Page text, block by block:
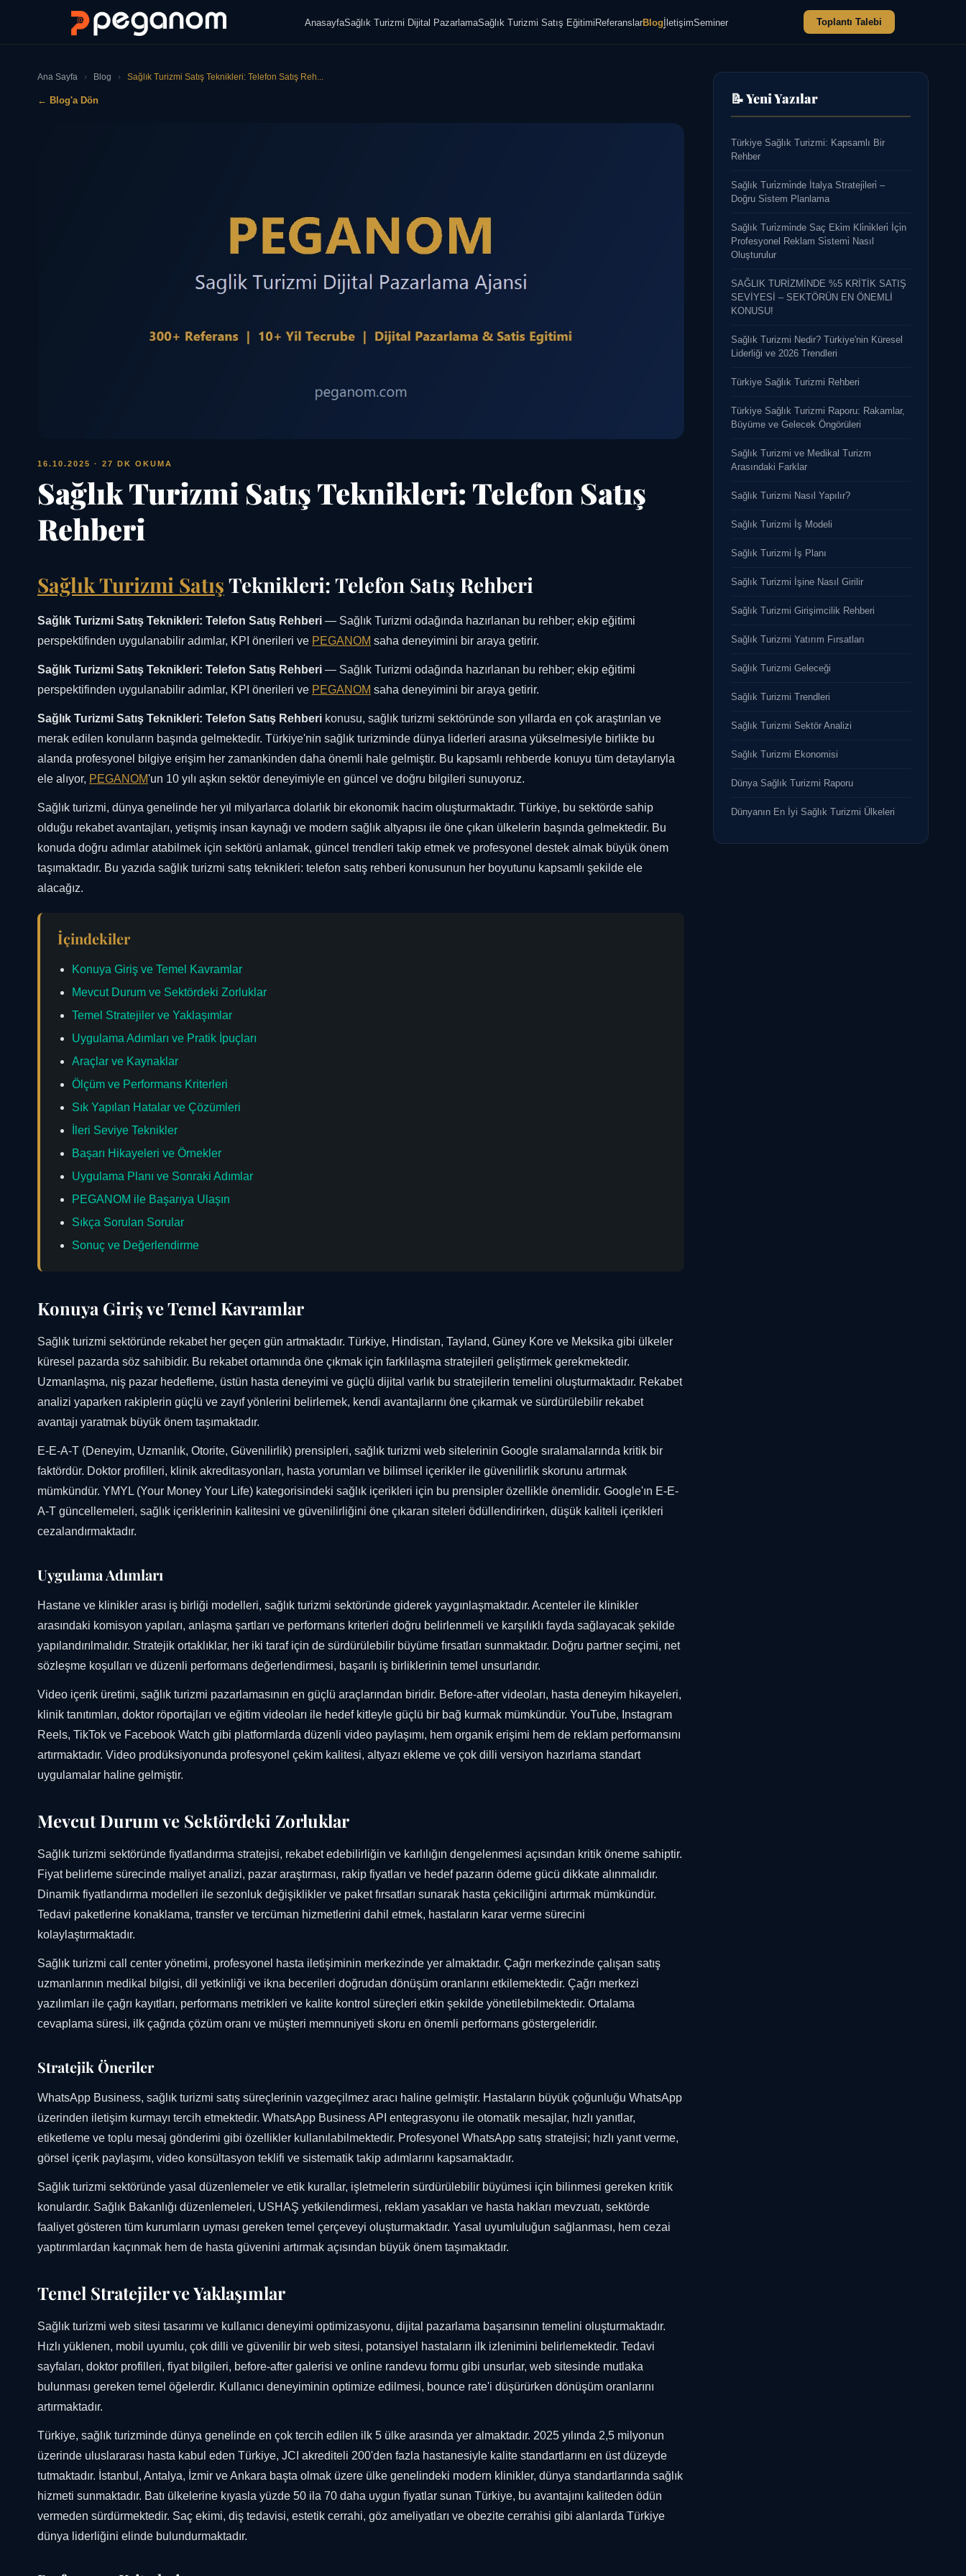
AnasayfaSağlık Turizmi Dijital PazarlamaSağlık Turizmi Satış EğitimiReferanslarBlogİletişimSeminer Toplantı Talebi
Ana Sayfa › Blog › Sağlık Turizmi Satış Teknikleri: Telefon Satış Reh...
← Blog'a Dön
16.10.2025 · 27 DK OKUMA
Sağlık Turizmi Satış Teknikleri: Telefon Satış
Rehberi
Sağlık Turizmi SatışTeknikleri: Telefon Satış Rehberi
Sağlık Turizmi Satış Teknikleri: Telefon Satış Rehberi — Sağlık Turizmi odağında hazırlanan bu rehber; ekip eğitimi
perspektifinden uygulanabilir adımlar, KPI önerileri ve PEGANOM saha deneyimini bir araya getirir.
Sağlık Turizmi Satış Teknikleri: Telefon Satış Rehberi — Sağlık Turizmi odağında hazırlanan bu rehber; ekip eğitimi
perspektifinden uygulanabilir adımlar, KPI önerileri ve PEGANOM saha deneyimini bir araya getirir.
Sağlık Turizmi Satış Teknikleri: Telefon Satış Rehberi konusu, sağlık turizmi sektöründe son yıllarda en çok araştırılan ve
merak edilen konuların başında gelmektedir. Türkiye'nin sağlık turizminde dünya liderleri arasına yükselmesiyle birlikte bu
alanda profesyonel bilgiye erişim her zamankinden daha önemli hale gelmiştir. Bu kapsamlı rehberde konuyu tüm detaylarıyla
ele alıyor, PEGANOM'un 10 yılı aşkın sektör deneyimiyle en güncel ve doğru bilgileri sunuyoruz.
Sağlık turizmi, dünya genelinde her yıl milyarlarca dolarlık bir ekonomik hacim oluşturmaktadır. Türkiye, bu sektörde sahip
olduğu rekabet avantajları, yetişmiş insan kaynağı ve modern sağlık altyapısı ile öne çıkan ülkelerin başında gelmektedir. Bu
konuda doğru adımlar atabilmek için sektörü anlamak, güncel trendleri takip etmek ve profesyonel destek almak büyük önem
taşımaktadır. Bu yazıda sağlık turizmi satış teknikleri: telefon satış rehberi konusunun her boyutunu kapsamlı şekilde ele
alacağız.
İçindekiler
Konuya Giriş ve Temel Kavramlar
Mevcut Durum ve Sektördeki Zorluklar
Temel Stratejiler ve Yaklaşımlar
Uygulama Adımları ve Pratik İpuçları
Araçlar ve Kaynaklar
Ölçüm ve Performans Kriterleri
Sık Yapılan Hatalar ve Çözümleri
İleri Seviye Teknikler
Başarı Hikayeleri ve Örnekler
Uygulama Planı ve Sonraki Adımlar
PEGANOM ile Başarıya Ulaşın
Sıkça Sorulan Sorular
Sonuç ve Değerlendirme
Konuya Giriş ve Temel Kavramlar
Sağlık turizmi sektöründe rekabet her geçen gün artmaktadır. Türkiye, Hindistan, Tayland, Güney Kore ve Meksika gibi ülkeler
küresel pazarda söz sahibidir. Bu rekabet ortamında öne çıkmak için farklılaşma stratejileri geliştirmek gerekmektedir.
Uzmanlaşma, niş pazar hedefleme, üstün hasta deneyimi ve güçlü dijital varlık bu stratejilerin temelini oluşturmaktadır. Rekabet
analizi yaparken rakiplerin güçlü ve zayıf yönlerini belirlemek, kendi avantajlarını öne çıkarmak ve sürdürülebilir rekabet
avantajı yaratmak büyük önem taşımaktadır.
E-E-A-T (Deneyim, Uzmanlık, Otorite, Güvenilirlik) prensipleri, sağlık turizmi web sitelerinin Google sıralamalarında kritik bir
faktördür. Doktor profilleri, klinik akreditasyonları, hasta yorumları ve bilimsel içerikler ile güvenilirlik skorunu artırmak
mümkündür. YMYL (Your Money Your Life) kategorisindeki sağlık içerikleri için bu prensipler özellikle önemlidir. Google'ın E-E-
A-T güncellemeleri, sağlık içeriklerinin kalitesini ve güvenilirliğini öne çıkaran siteleri ödüllendirirken, düşük kaliteli içerikleri
cezalandırmaktadır.
Uygulama Adımları
Hastane ve klinikler arası iş birliği modelleri, sağlık turizmi sektöründe giderek yaygınlaşmaktadır. Acenteler ile klinikler
arasındaki komisyon yapıları, anlaşma şartları ve performans kriterleri doğru belirlenmeli ve karşılıklı fayda sağlayacak şekilde
yapılandırılmalıdır. Stratejik ortaklıklar, her iki taraf için de sürdürülebilir büyüme fırsatları sunmaktadır. Doğru partner seçimi, net
sözleşme koşulları ve düzenli performans değerlendirmesi, başarılı iş birliklerinin temel unsurlarıdır.
Video içerik üretimi, sağlık turizmi pazarlamasının en güçlü araçlarından biridir. Before-after videoları, hasta deneyim hikayeleri,
klinik tanıtımları, doktor röportajları ve eğitim videoları ile hedef kitleyle güçlü bir bağ kurmak mümkündür. YouTube, Instagram
Reels, TikTok ve Facebook Watch gibi platformlarda düzenli video paylaşımı, hem organik erişimi hem de reklam performansını
artırmaktadır. Video prodüksiyonunda profesyonel çekim kalitesi, altyazı ekleme ve çok dilli versiyon hazırlama standart
uygulamalar haline gelmiştir.
Mevcut Durum ve Sektördeki Zorluklar
Sağlık turizmi sektöründe fiyatlandırma stratejisi, rekabet edebilirliğin ve karlılığın dengelenmesi açısından kritik öneme sahiptir.
Fiyat belirleme sürecinde maliyet analizi, pazar araştırması, rakip fiyatları ve hedef pazarın ödeme gücü dikkate alınmalıdır.
Dinamik fiyatlandırma modelleri ile sezonluk değişiklikler ve paket fırsatları sunarak hasta çekiciliğini artırmak mümkündür.
Tedavi paketlerine konaklama, transfer ve tercüman hizmetlerini dahil etmek, hastaların karar verme sürecini
kolaylaştırmaktadır.
Sağlık turizmi call center yönetimi, profesyonel hasta iletişiminin merkezinde yer almaktadır. Çağrı merkezinde çalışan satış
uzmanlarının medikal bilgisi, dil yetkinliği ve ikna becerileri doğrudan dönüşüm oranlarını etkilemektedir. Çağrı merkezi
yazılımları ile çağrı kayıtları, performans metrikleri ve kalite kontrol süreçleri etkin şekilde yönetilebilmektedir. Ortalama
cevaplama süresi, ilk çağrıda çözüm oranı ve müşteri memnuniyeti skoru en önemli performans göstergeleridir.
Stratejik Öneriler
WhatsApp Business, sağlık turizmi satış süreçlerinin vazgeçilmez aracı haline gelmiştir. Hastaların büyük çoğunluğu WhatsApp
üzerinden iletişim kurmayı tercih etmektedir. WhatsApp Business API entegrasyonu ile otomatik mesajlar, hızlı yanıtlar,
etiketleme ve toplu mesaj gönderimi gibi özellikler kullanılabilmektedir. Profesyonel WhatsApp satış stratejisi; hızlı yanıt verme,
görsel içerik paylaşımı, video konsültasyon teklifi ve sistematik takip adımlarını kapsamaktadır.
Sağlık turizmi sektöründe yasal düzenlemeler ve etik kurallar, işletmelerin sürdürülebilir büyümesi için bilinmesi gereken kritik
konulardır. Sağlık Bakanlığı düzenlemeleri, USHAŞ yetkilendirmesi, reklam yasakları ve hasta hakları mevzuatı, sektörde
faaliyet gösteren tüm kurumların uyması gereken temel çerçeveyi oluşturmaktadır. Yasal uyumluluğun sağlanması, hem cezai
yaptırımlardan kaçınmak hem de hasta güvenini artırmak açısından büyük önem taşımaktadır.
Temel Stratejiler ve Yaklaşımlar
Sağlık turizmi web sitesi tasarımı ve kullanıcı deneyimi optimizasyonu, dijital pazarlama başarısının temelini oluşturmaktadır.
Hızlı yüklenen, mobil uyumlu, çok dilli ve güvenilir bir web sitesi, potansiyel hastaların ilk izlenimini belirlemektedir. Tedavi
sayfaları, doktor profilleri, fiyat bilgileri, before-after galerisi ve online randevu formu gibi unsurlar, web sitesinde mutlaka
bulunması gereken temel öğelerdir. Kullanıcı deneyiminin optimize edilmesi, bounce rate'i düşürürken dönüşüm oranlarını
artırmaktadır.
Türkiye, sağlık turizminde dünya genelinde en çok tercih edilen ilk 5 ülke arasında yer almaktadır. 2025 yılında 2,5 milyonun
üzerinde uluslararası hasta kabul eden Türkiye, JCI akrediteli 200'den fazla hastanesiyle kalite standartlarını en üst düzeyde
tutmaktadır. İstanbul, Antalya, İzmir ve Ankara başta olmak üzere ülke genelindeki modern klinikler, dünya standartlarında sağlık
hizmeti sunmaktadır. Batı ülkelerine kıyasla yüzde 50 ila 70 daha uygun fiyatlar sunan Türkiye, bu avantajını kaliteden ödün
vermeden sürdürmektedir. Saç ekimi, diş tedavisi, estetik cerrahi, göz ameliyatları ve obezite cerrahisi gibi alanlarda Türkiye
dünya liderliğini elinde bulundurmaktadır.
📝 Yeni Yazılar
Türkiye Sağlık Turizmi: Kapsamlı Bir
Rehber
Sağlık Turi̇zmi̇nde İtalya Strateji̇leri̇ –
Doğru Si̇stem Planlama
Sağlık Turi̇zmi̇nde Saç Eki̇m Kli̇ni̇kleri̇ İçi̇n
Profesyonel Reklam Si̇stemi̇ Nasıl
Oluşturulur
SAĞLIK TURİZMİNDE %5 KRİTİK SATIŞ
SEVİYESİ – SEKTÖRÜN EN ÖNEMLİ
KONUSU!
Sağlık Turizmi Nedir? Türkiye'nin Küresel
Liderliği ve 2026 Trendleri
Türkiye Sağlık Turizmi Rehberi
Türkiye Sağlık Turizmi Raporu: Rakamlar,
Büyüme ve Gelecek Öngörüleri
Sağlık Turizmi ve Medikal Turizm
Arasındaki Farklar
Sağlık Turizmi Nasıl Yapılır?
Sağlık Turizmi İş Modeli
Sağlık Turizmi İş Planı
Sağlık Turizmi İşine Nasıl Girilir
Sağlık Turizmi Girişimcilik Rehberi
Sağlık Turizmi Yatırım Fırsatları
Sağlık Turizmi Geleceği
Sağlık Turizmi Trendleri
Sağlık Turizmi Sektör Analizi
Sağlık Turizmi Ekonomisi
Dünya Sağlık Turizmi Raporu
Dünyanın En İyi Sağlık Turizmi Ülkeleri